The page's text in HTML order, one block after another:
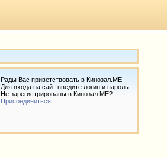
Рады Вас приветствовать в Кинозал.МЕ
Для входа на сайт введите логин и пароль
Не зарегистрированы в Кинозал.МЕ?
Присоединиться